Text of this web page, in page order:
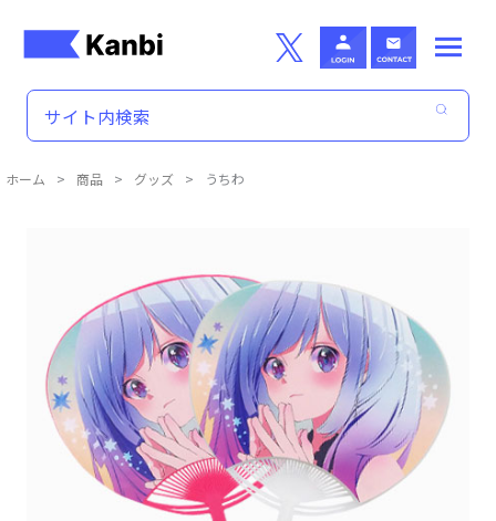
Skip to main content
ホーム > 商品 > グッズ > うちわ